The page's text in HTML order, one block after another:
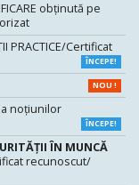
obținută pe
PRACTICE/Certificat
ÎNCEPE!
NOU !
noţiunilor
ÎNCEPE!
ÎN MUNCĂ
recunoscut/